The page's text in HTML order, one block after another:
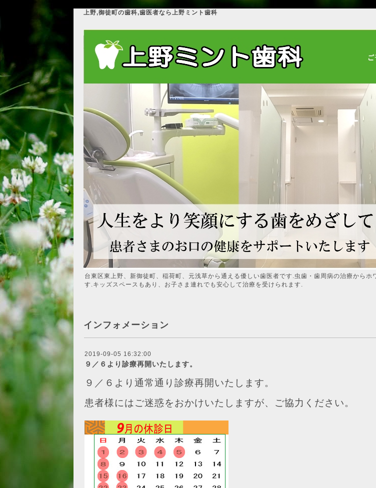
上野,御徒町の歯科,歯医者なら上野ミント歯科
台東区東上野、新御徒町、稲荷町、元浅草から通える優しい歯医者です.虫歯・歯周病の治療から
す.キッズスペースもあり、お子さま連れでも安心して治療を受けられます.
インフォメーション
2019-09-05 16:32:00
９／６より診療再開いたします。
９／６より通常通り診療再開いたします。
患者様にはご迷惑をおかけいたしますが、ご協力ください。